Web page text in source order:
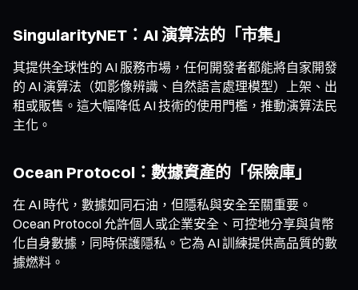
SingularityNET：AI 演算法的「市集」
其提供全球性的 AI 服務市場，任何開發者都能將自家開發
的 AI 演算法（如影像辨識、自然語言處理模型）上架、出
租或販售。這大幅降低 AI 技術的使用門檻，推動演算法民
主化。
Ocean Protocol：數據資產的「保險庫」
在 AI 時代，數據如同石油，但隱私與安全至關重要。
Ocean Protocol 允許個人或企業安全、可控地分享與貨幣
化自身數據，同時保護隱私。它為 AI 訓練提供高品質的數
據燃料。